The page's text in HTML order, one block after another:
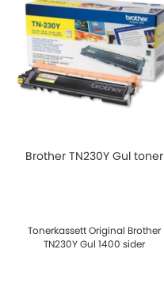
Brother TN230Y Gul toner
Tonerkassett Original Brother
TN230Y Gul 1400 sider